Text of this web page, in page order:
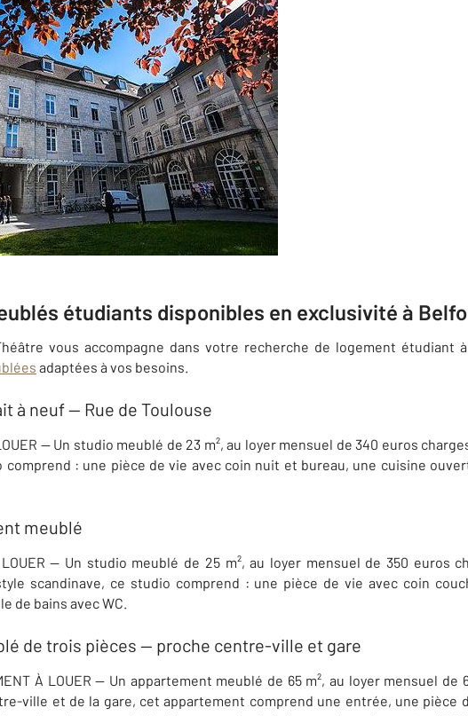
étudiants disponibles en exclusivité à
vous accompagne dans votre recherche de logement étudiant
adaptées à vos besoins.
à neuf — Rue de Toulouse
— Un studio meublé de 23 m², au loyer mensuel de 340 euros
comprend : une pièce de vie avec coin nuit et bureau, une cuisine
meublé
LOUER — Un studio meublé de 25 m², au loyer mensuel de 350 euros
scandinave, ce studio comprend : une pièce de vie avec coin
de bains avec WC.
de trois pièces — proche centre-ville et gare
À LOUER — Un appartement meublé de 65 m², au loyer mensuel de
ville et de la gare, cet appartement comprend une entrée, une pièce